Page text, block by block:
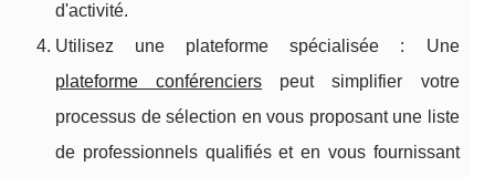
d'activité.
Utilisez une plateforme spécialisée : Une
plateforme conférenciers peut simplifier votre
processus de sélection en vous proposant une liste
de professionnels qualifiés et en vous fournissant